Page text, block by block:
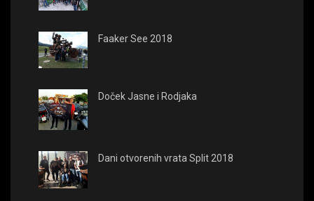
Faaker See 2018
Doček Jasne i Rodjaka
Dani otvorenih vrata Split 2018